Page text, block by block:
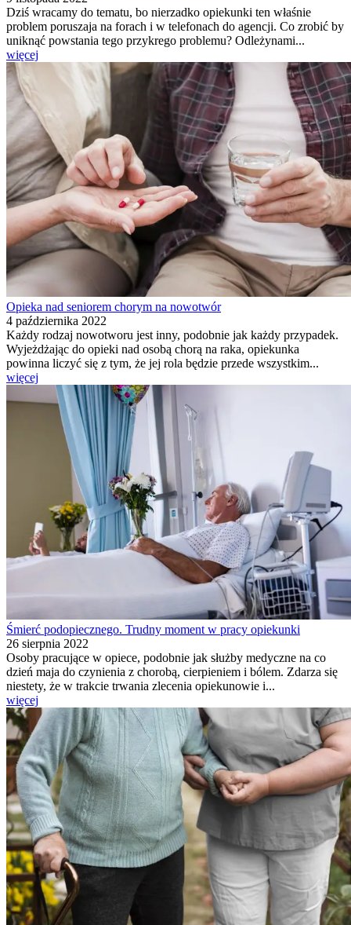
Dziś wracamy do tematu, bo nierzadko opiekunki ten właśnie
problem poruszaja na forach i w telefonach do agencji. Co zrobić by
uniknąć powstania tego przykrego problemu? Odleżynami...
więcej
Opieka nad seniorem chorym na nowotwór
4 października 2022
Każdy rodzaj nowotworu jest inny, podobnie jak każdy przypadek.
Wyjeżdżając do opieki nad osobą chorą na raka, opiekunka
powinna liczyć się z tym, że jej rola będzie przede wszystkim...
więcej
Śmierć podopiecznego. Trudny moment w pracy opiekunki
26 sierpnia 2022
Osoby pracujące w opiece, podobnie jak służby medyczne na co
dzień maja do czynienia z chorobą, cierpieniem i bólem. Zdarza się
niestety, że w trakcie trwania zlecenia opiekunowie i...
więcej